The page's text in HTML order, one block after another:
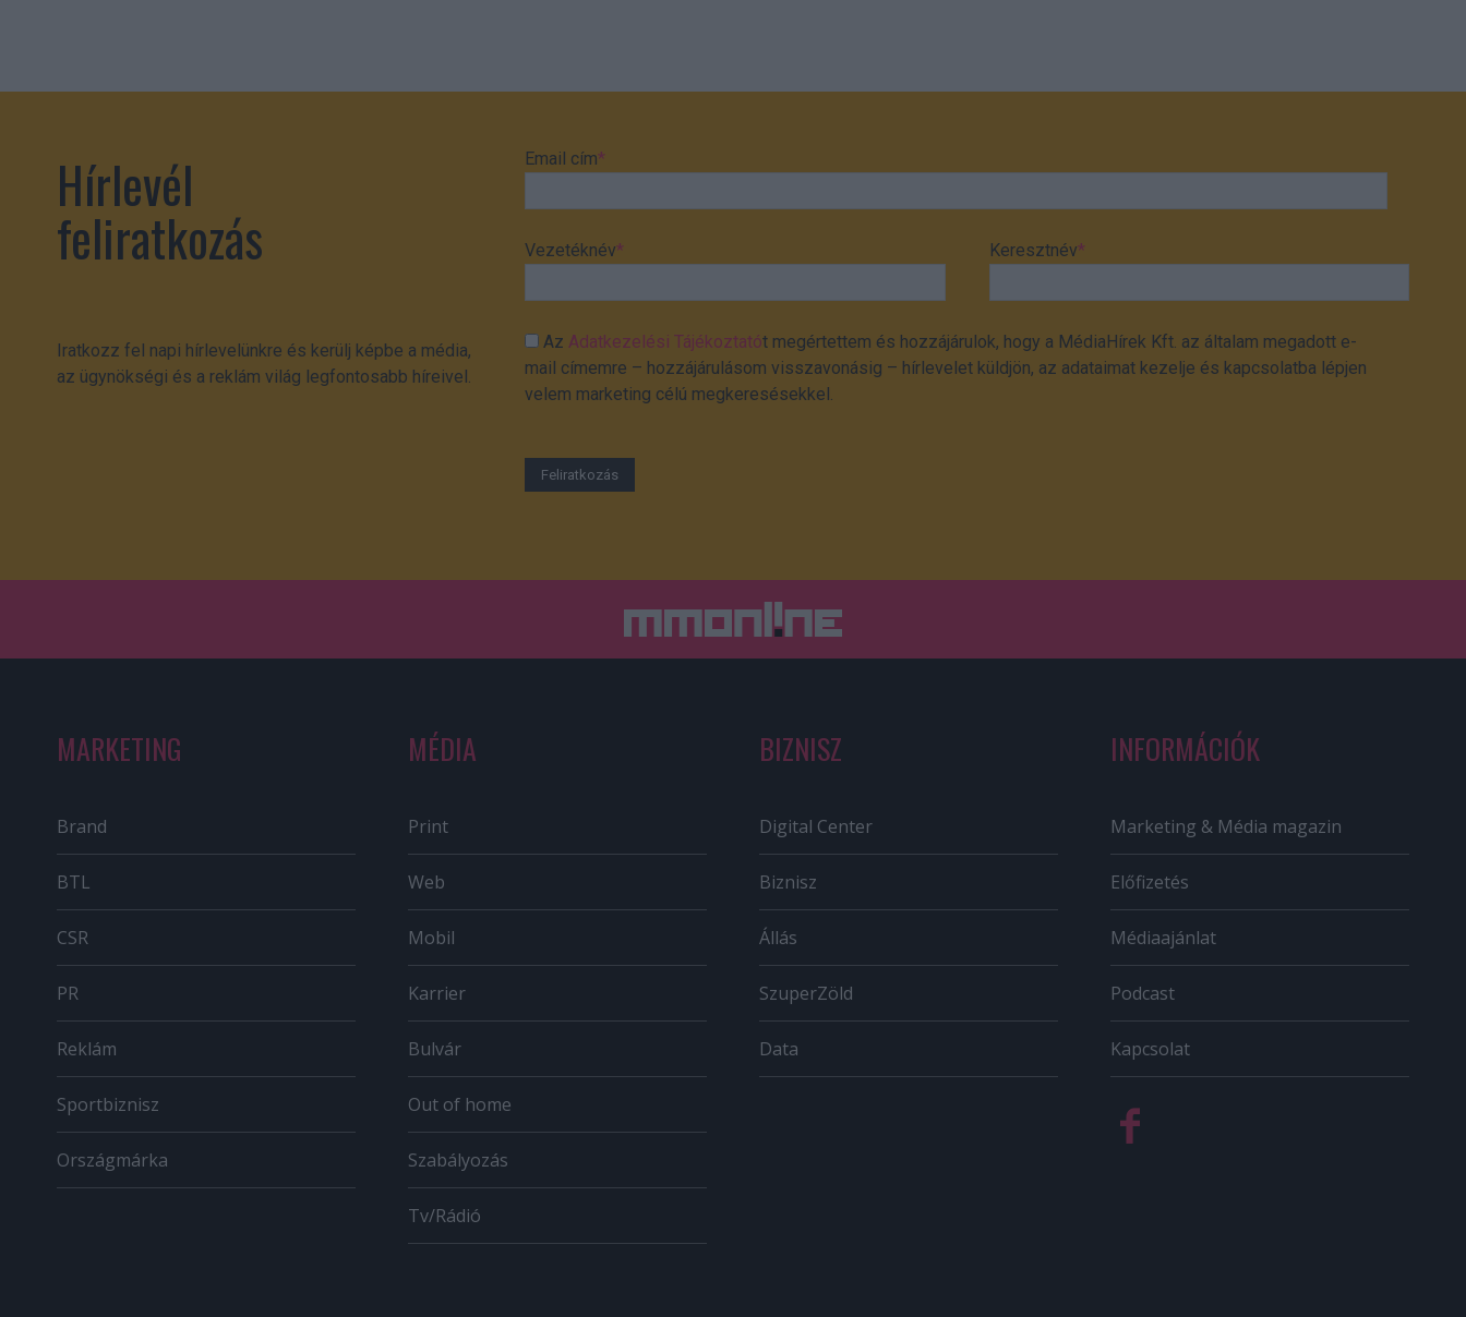
Hírlevél
feliratkozás
Iratkozz fel napi hírlevelünkre és kerülj képbe a média,
az ügynökségi és a reklám világ legfontosabb híreivel.
Email cím*
Vezetéknév* Keresztnév*
AzAdatkezelési Tájékoztatót megértettem és hozzájárulok, hogy a MédiaHírek Kft. az általam megadott e-
mail címemre – hozzájárulásom visszavonásig – hírlevelet küldjön, az adataimat kezelje és kapcsolatba lépjen
velem marketing célú megkeresésekkel.
MARKETING
Brand
BTL
CSR
PR
Reklám
Sportbiznisz
Országmárka
MÉDIA
Print
Web
Mobil
Karrier
Bulvár
Out of home
Szabályozás
Tv/Rádió
BIZNISZ
Digital Center
Biznisz
Állás
SzuperZöld
Data
INFORMÁCIÓK
Marketing & Média magazin
Előfizetés
Médiaajánlat
Podcast
Kapcsolat